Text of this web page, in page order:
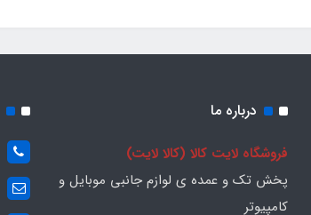
درباره ما
فروشگاه لایت کالا (کالا لایت)
پخش تک و عمده ی لوازم جانبی موبایل و
کامپیوتر